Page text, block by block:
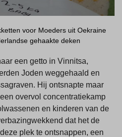
voor Moeders uit Oekraine
gehaakte deken
een getto in Vinnitsa,
Joden weggehaald en
Hij ontsnapte maar
overvol concentratiekamp
en kinderen van de
dat het de
plek te ontsnappen, een